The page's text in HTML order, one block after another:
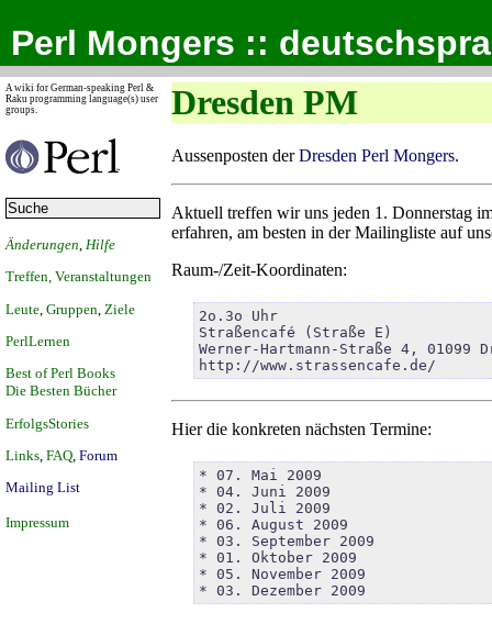
Perl Mongers ::
A wiki for German-speaking Perl &
Raku programming language(s) user
groups.
Änderungen Hilfe
Treffen, Veranstaltungen
Leute Gruppen Ziele
PerlLernen
Best of Perl Books
Die Besten Bücher
ErfolgsStories
Links FAQ Forum
Mailing List
Impressum
Dresden PM
Aussenposten derDresden Perl Mongers.
Aktuell treffen wir uns jeden 1. Donnerstag
erfahren, am besten in der Mailingliste auf
Raum-/Zeit-Koordinaten:
2o.3o Uhr
Straßencafé (Straße E)
Werner-Hartmann-Straße 4, 01099
http://www.strassencafe.de/
Hier die konkreten nächsten Termine:
* 07. Mai 2009
* 04. Juni 2009
* 02. Juli 2009
* 06. August 2009
* 03. September 2009
* 01. Oktober 2009
* 05. November 2009
* 03. Dezember 2009